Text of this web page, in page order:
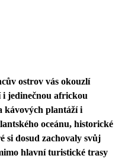
ostrov vás okouzlí
jedinečnou africkou
kávových plantáží i
oceánu, historické
si dosud zachovaly svůj
hlavní turistické trasy